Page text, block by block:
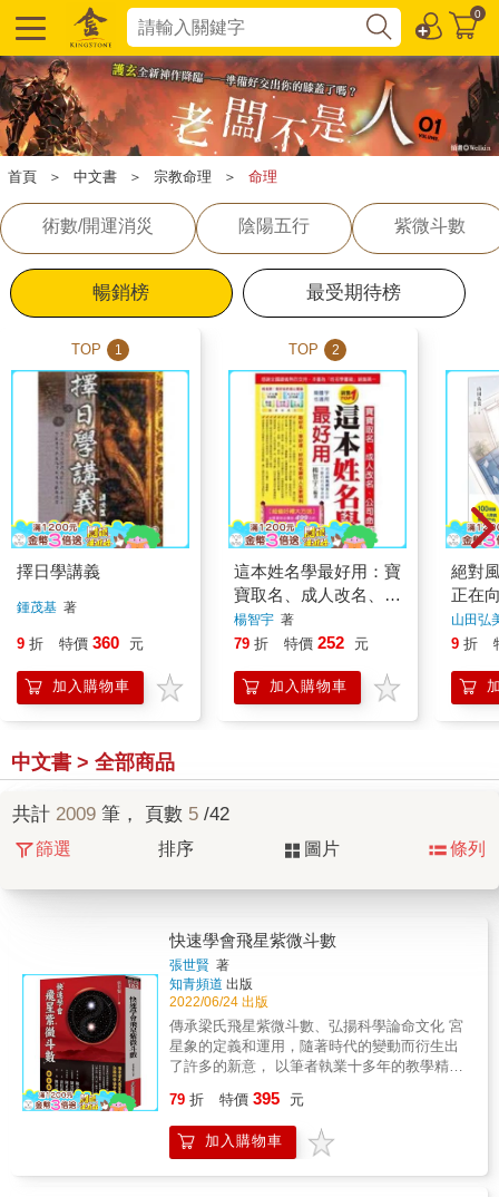
0
首頁 ＞ 中文書 ＞ 宗教命理 ＞ 命理
術數/開運消災 陰陽五行 紫微斗數
暢銷榜 最受期待榜
TOP 1
擇日學講義
鍾茂基 著
9 折 特價 360 元
加入購物車
TOP 2
這本姓名學最好用：寶
寶取名、成人改名、公
司命名(新版)
楊智宇 著
79 折 特價 252 元
加入購物車
絕對
正在
100
機會
山田弘
9 折
中文書 > 全部商品
共計 2009 筆， 頁數 5 /42
篩選 排序 圖片 條列
快速學會飛星紫微斗數
張世賢 著
知青頻道 出版
2022/06/24 出版
傳承梁氏飛星紫微斗數、弘揚科學論命文化 宮
星象的定義和運用，隨著時代的變動而衍生出
了許多的新意， 以筆者執業十多年的教學精
斷語， 給予科學化的邏輯思維和現代化新的用
語解析。 & 性格決定命運，紫微斗數的宮位化
象，就是性格表現模組，經過串連後，就會產
79 折 特價 395 元
加入購物車